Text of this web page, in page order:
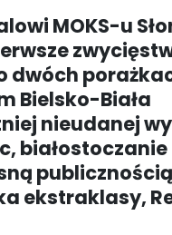
MOKS-u
dwóch
Bielsko-Biała
nieudanej
publicznością
ekstraklasy,